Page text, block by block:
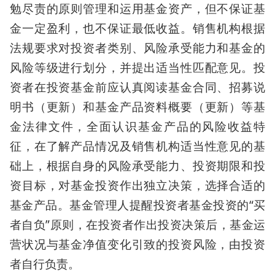
勉尽责的原则管理和运用基金资产，但不保证基
金一定盈利，也不保证最低收益。销售机构根据
法规要求对投资者类别、风险承受能力和基金的
风险等级进行划分，并提出适当性匹配意见。投
资者在投资基金前应认真阅读基金合同、招募说
明书（更新）和基金产品资料概要（更新）等基
金法律文件，全面认识基金产品的风险收益特
征，在了解产品情况及销售机构适当性意见的基
础上，根据自身的风险承受能力、投资期限和投
资目标，对基金投资作出独立决策，选择合适的
基金产品。基金管理人提醒投资者基金投资的“买
者自负”原则，在投资者作出投资决策后，基金运
营状况与基金净值变化引致的投资风险，由投资
者自行负责。